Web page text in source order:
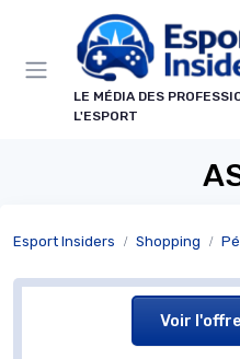
LE MÉDIA DES
L'ESPORT
Esport Insiders Shopping
Voir l'offre
Panneau de gestion des